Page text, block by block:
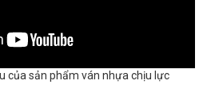
của sản phẩm ván nhựa chịu lực